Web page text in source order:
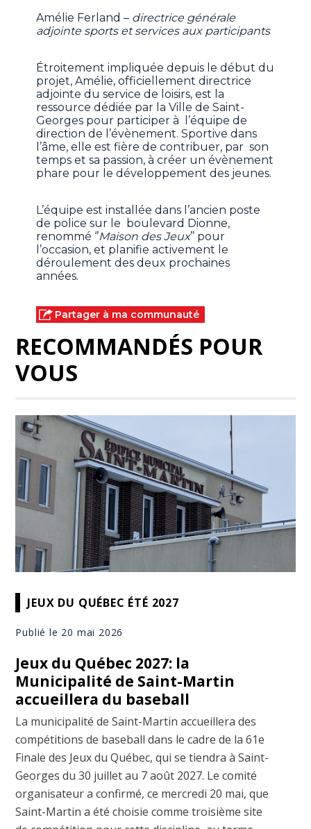
Amélie Ferland – directrice générale
adjointe sports et services aux participants
Étroitement impliquée depuis le début du
projet, Amélie, officiellement directrice
adjointe du service de loisirs, est la
ressource dédiée par la Ville de Saint-
Georges pour participer à l’équipe de
direction de l’évènement. Sportive dans
l’âme, elle est fière de contribuer, par son
temps et sa passion, à créer un évènement
phare pour le développement des jeunes.
L’équipe est installée dans l’ancien poste
de police sur le boulevard Dionne,
renommé ‘’Maison des Jeux’’ pour
l’occasion, et planifie activement le
déroulement des deux prochaines
années.
Partager à ma communauté
RECOMMANDÉS POUR
VOUS
JEUX DU QUÉBEC ÉTÉ 2027
Publié le 20 mai 2026
Jeux du Québec 2027: la
Municipalité de Saint-Martin
accueillera du baseball
La municipalité de Saint-Martin accueillera des
compétitions de baseball dans le cadre de la 61e
Finale des Jeux du Québec, qui se tiendra à Saint-
Georges du 30 juillet au 7 août 2027. Le comité
organisateur a confirmé, ce mercredi 20 mai, que
Saint-Martin a été choisie comme troisième site